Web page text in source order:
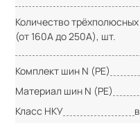
Количество
(от 160А до 250А), шт.
Комплект шин N (PE)
Материал шин N (PE)
Класс НКУ